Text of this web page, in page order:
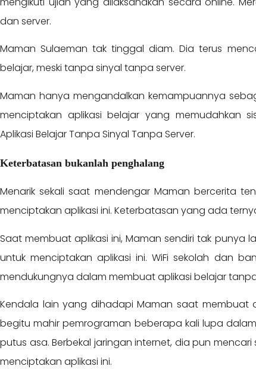
dan server.
Maman Sulaeman tak tinggal diam. Dia terus
belajar, meski tanpa sinyal tanpa server.
Maman hanya mengandalkan kemampuannya
menciptakan aplikasi belajar yang memudahkan
Aplikasi Belajar Tanpa Sinyal Tanpa Server.
Keterbatasan bukanlah penghalang
Menarik sekali saat mendengar Maman bercerita
menciptakan aplikasi ini. Keterbatasan yang ada
Saat membuat aplikasi ini, Maman sendiri tak punya
untuk menciptakan aplikasi ini. WiFi sekolah dan
mendukungnya dalam membuat aplikasi belajar
Kendala lain yang dihadapi Maman saat membuat
begitu mahir pemrograman beberapa kali lupa
putus asa. Berbekal jaringan internet, dia pun
menciptakan aplikasi ini.